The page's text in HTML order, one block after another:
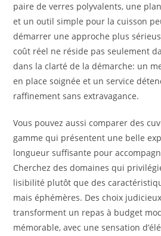
paire de verres polyvalents, une
et un outil simple pour la cuisson
démarrer une approche plus
coût réel ne réside pas seulement
dans la clarté de la démarche: un
en place soignée et un service
raffinement sans extravagance.
Vous pouvez aussi comparer des
gamme qui présentent une belle
longueur suffisante pour
Cherchez des domaines qui
lisibilité plutôt que des
mais éphémères. Des choix
transforment un repas à budget
mémorable, avec une sensation